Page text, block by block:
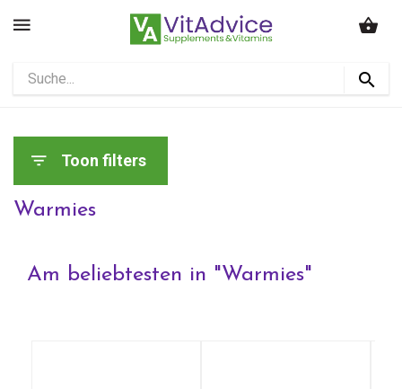
Toon filters
Warmies
Am beliebtesten in "Warmies"